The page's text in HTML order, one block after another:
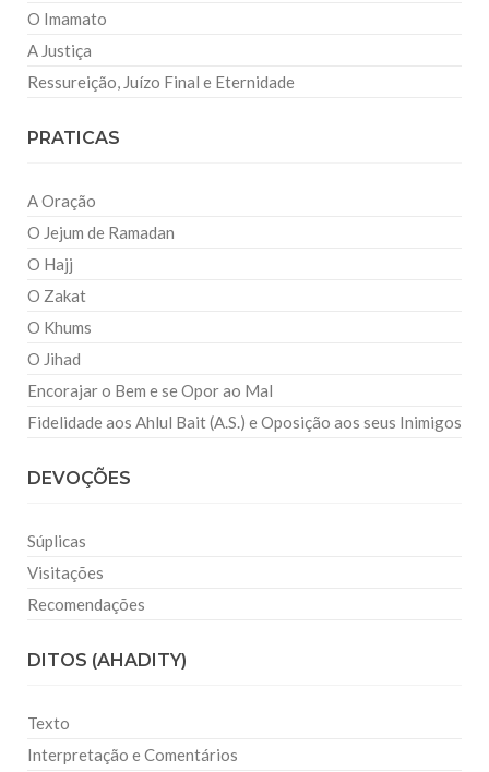
O Imamato
A Justiça
Ressureição, Juízo Final e Eternidade
PRATICAS
A Oração
O Jejum de Ramadan
O Hajj
O Zakat
O Khums
O Jihad
Encorajar o Bem e se Opor ao Mal
Fidelidade aos Ahlul Bait (A.S.) e Oposição aos seus Inimigos
DEVOÇÕES
Súplicas
Visitações
Recomendações
DITOS (AHADITY)
Texto
Interpretação e Comentários